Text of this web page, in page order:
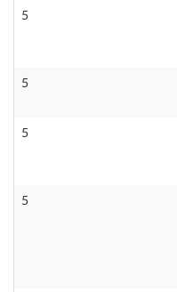
5
5
5
5